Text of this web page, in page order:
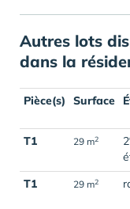
Autres lots
dans la
Pièce(s) Surface
T1
29 m2 2
T1
29 m2